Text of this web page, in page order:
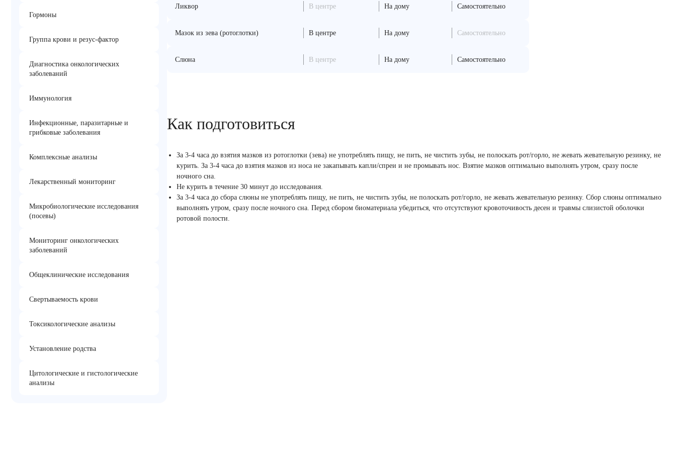
Гормоны
Группа крови и резус-фактор
Диагностика онкологических
заболеваний
Иммунология
Инфекционные, паразитарные и
грибковые заболевания
Комплексные анализы
Лекарственный мониторинг
Микробиологические исследования
(посевы)
Мониторинг онкологических
заболеваний
Общеклинические исследования
Свертываемость крови
Токсикологические анализы
Установление родства
Цитологические и гистологические
анализы
Ликвор В центре На дому Самостоятельно
Мазок из зева (ротоглотки) В центре На дому Самостоятельно
Слюна В центре На дому Самостоятельно
Как подготовиться
За 3-4 часа до взятия мазков из ротоглотки (зева) не употреблять пищу, не пить, не чистить зубы, не полоскать рот/горло, не жевать жевательную резинку, не
курить. За 3-4 часа до взятия мазков из носа не закапывать капли/спреи и не промывать нос. Взятие мазков оптимально выполнять утром, сразу после
ночного сна.
Не курить в течение 30 минут до исследования.
За 3-4 часа до сбора слюны не употреблять пищу, не пить, не чистить зубы, не полоскать рот/горло, не жевать жевательную резинку. Сбор слюны оптимально
выполнять утром, сразу после ночного сна. Перед сбором биоматериала убедиться, что отсутствуют кровоточивость десен и травмы слизистой оболочки
ротовой полости.